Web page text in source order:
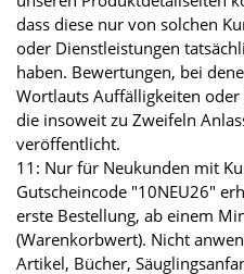
dass diese nur von solchen
oder Dienstleistungen
haben. Bewertungen, bei
Wortlauts Auffälligkeiten
die insoweit zu Zweifeln
veröffentlicht.
11: Nur für Neukunden mit
Gutscheincode "10NEU26"
erste Bestellung, ab einem
(Warenkorbwert). Nicht
Artikel, Bücher,